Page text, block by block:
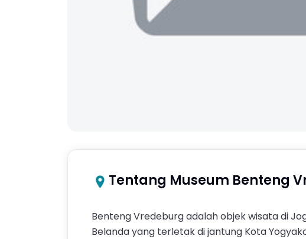
Tentang Museum Benteng
Benteng Vredeburg adalah objek wisata di
Belanda yang terletak di jantung Kota